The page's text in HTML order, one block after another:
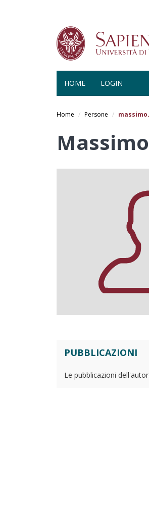
HOME LOGIN
Home Persone
PUBBLICAZIONI
Le pubblicazioni